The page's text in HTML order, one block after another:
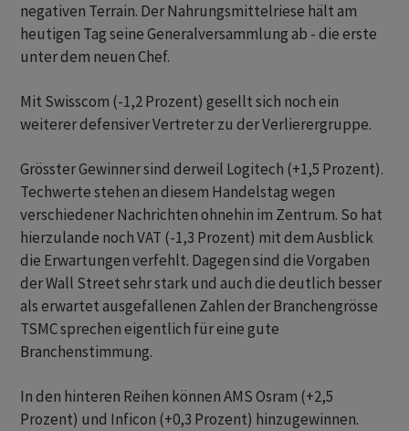
negativen Terrain. Der Nahrungsmittelriese hält am
heutigen Tag seine Generalversammlung ab - die erste
unter dem neuen Chef.
Mit Swisscom (-1,2 Prozent) gesellt sich noch ein
weiterer defensiver Vertreter zu der Verlierergruppe.
Grösster Gewinner sind derweil Logitech (+1,5 Prozent).
Techwerte stehen an diesem Handelstag wegen
verschiedener Nachrichten ohnehin im Zentrum. So hat
hierzulande noch VAT (-1,3 Prozent) mit dem Ausblick
die Erwartungen verfehlt. Dagegen sind die Vorgaben
der Wall Street sehr stark und auch die deutlich besser
als erwartet ausgefallenen Zahlen der Branchengrösse
TSMC sprechen eigentlich für eine gute
Branchenstimmung.
In den hinteren Reihen können AMS Osram (+2,5
Prozent) und Inficon (+0,3 Prozent) hinzugewinnen.